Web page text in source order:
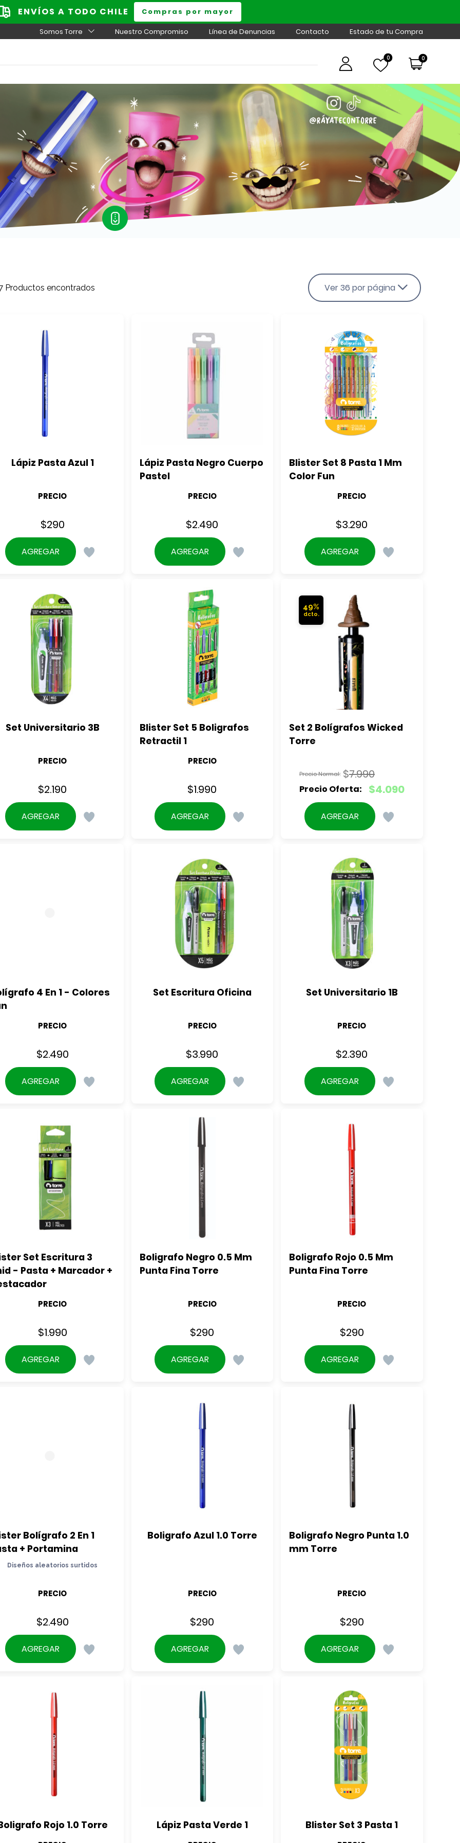
ENVÍOS A TODO CHILE Compras por mayor
Somos Torre Nuestro Compromiso Línea de Denuncias Contacto Estado de tu Compra
0 0
Productos encontrados Ver 36 por página
Lápiz Pasta Azul 1
PRECIO
$290
AGREGAR
Lápiz Pasta Negro Cuerpo
Pastel
PRECIO
$2.490
AGREGAR
Blister Set 8 Pasta 1 Mm
Color Fun
PRECIO
$3.290
AGREGAR
Set Universitario 3B
PRECIO
$2.190
AGREGAR
Blister Set 5 Boligrafos
Retractil 1
PRECIO
$1.990
AGREGAR
49%
Set 2 Bolígrafos Wicked
Torre
$7.990
El
precio
original
$4.090
El
precio
actual
AGREGAR
4 En 1 - Colores
PRECIO
$2.490
AGREGAR
Set Escritura Oficina
PRECIO
$3.990
AGREGAR
Set Universitario 1B
PRECIO
$2.390
AGREGAR
Set Escritura 3
- Pasta + Marcador +
PRECIO
$1.990
AGREGAR
Boligrafo Negro 0.5 Mm
Punta Fina Torre
PRECIO
$290
AGREGAR
Boligrafo Rojo 0.5 Mm
Punta Fina Torre
PRECIO
$290
AGREGAR
Bolígrafo 2 En 1
+ Portamina
Diseños aleatorios surtidos
PRECIO
$2.490
AGREGAR
Boligrafo Azul 1.0 Torre
PRECIO
$290
AGREGAR
Boligrafo Negro Punta 1.0
mm Torre
PRECIO
$290
AGREGAR
Rojo 1.0 Torre Lápiz Pasta Verde 1 Blister Set 3 Pasta 1